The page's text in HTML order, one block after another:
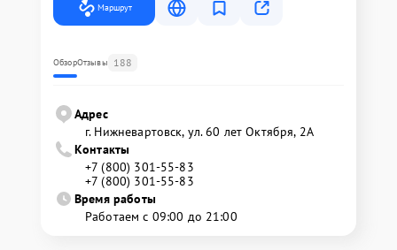
Маршрут
ОбзорОтзывы 188
Адрес
г. Нижневартовск, ул. 60 лет Октября, 2А
Контакты
+7 (800) 301-55-83
+7 (800) 301-55-83
Время работы
Работаем с 09:00 до 21:00